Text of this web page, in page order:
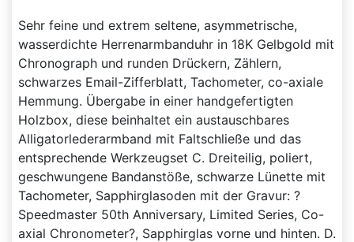
Sehr feine und extrem seltene, asymmetrische,
wasserdichte Herrenarmbanduhr in 18K Gelbgold mit
Chronograph und runden Drückern, Zählern,
schwarzes Email-Zifferblatt, Tachometer, co-axiale
Hemmung. Übergabe in einer handgefertigten
Holzbox, diese beinhaltet ein austauschbares
Alligatorlederarmband mit Faltschließe und das
entsprechende Werkzeugset C. Dreiteilig, poliert,
geschwungene Bandanstöße, schwarze Lünette mit
Tachometer, Sapphirglasoden mit der Gravur: ?
Speedmaster 50th Anniversary, Limited Series, Co-
axial Chronometer?, Sapphirglas vorne und hinten. D.